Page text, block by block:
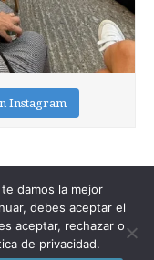
Instagram
Reserved.
damos la mejor
debes aceptar el
aceptar, rechazar o
de privacidad.